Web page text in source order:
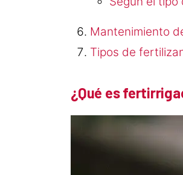
Mantenimiento
Tipos de
¿Qué es